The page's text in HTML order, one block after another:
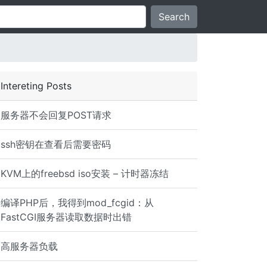
Search
Intereting Posts
服务器不会回复POST请求
ssh密钥在查看后需要密码
KVM上的freebsd iso安装 – 计时器冻结
编译PHP后，我得到mod_fcgid：从
FastCGI服务器读取数据时出错
高服务器负载